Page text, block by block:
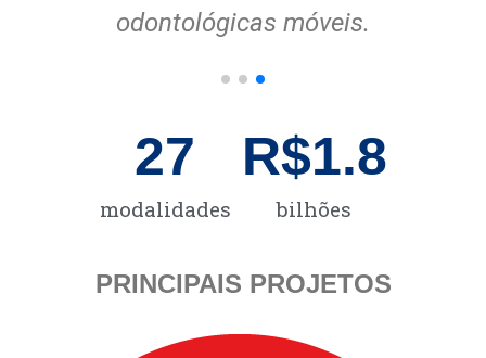
odontológicas móveis.
27
modalidades
R$1.8
bilhões
PRINCIPAIS PROJETOS